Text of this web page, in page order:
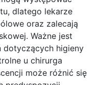
dlatego lekarze
oraz zalecają
Ważne jest
dotyczących higieny
u chirurga
może różnić się